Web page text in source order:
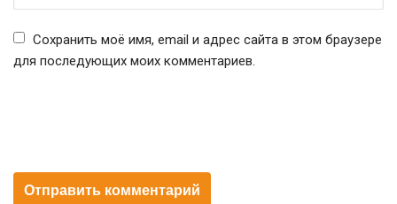
Сохранить моё имя, email и адрес сайта в этом браузере
для последующих моих комментариев.